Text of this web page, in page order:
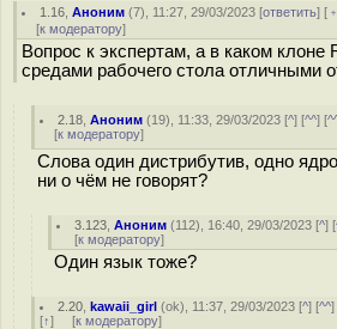
1.16 ,Аноним (7), 11:27, 29/03/2023 [ответить] [
[к модератору]
Вопрос к экспертам, а в каком клоне
средами рабочего стола отличными
2.18 ,Аноним (19), 11:33, 29/03/2023 [^] [^^] [
[к модератору]
Слова один дистрибутив, одно
ни о чём не говорят?
3.123 ,Аноним (112), 16:40, 29/03/2023 [^] [
[к модератору]
Один язык тоже?
2.20 ,kawaii_girl (ok), 11:37, 29/03/2023 [^] [^^]
[↑] [к модератору]